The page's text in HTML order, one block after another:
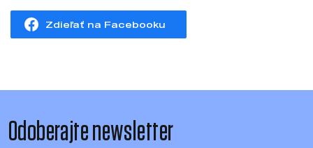
Zdieľať na Facebooku
Odoberajte newsletter